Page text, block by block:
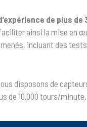
de plus de
ainsi la mise en
incluant des
disposons de
de 10.000 tours/minute.